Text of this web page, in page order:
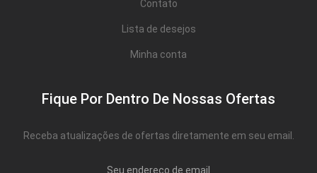
Contato
Lista de desejos
Minha conta
Fique Por Dentro De Nossas Ofertas
Receba atualizações de ofertas diretamente em seu email.